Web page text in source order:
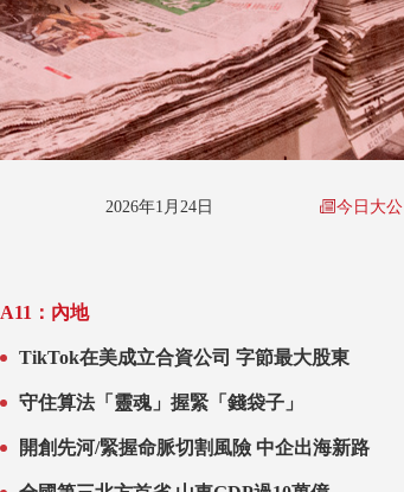
2026年1月24日 今日大公
A11：內地
TikTok在美成立合資公司 字節最大股東
守住算法「靈魂」握緊「錢袋子」
開創先河/緊握命脈切割風險 中企出海新路